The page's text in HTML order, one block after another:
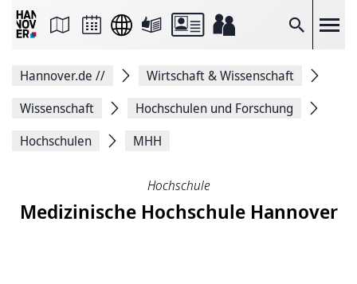
Suche
Seite
Facebook
teilen
Seitenlink
Hannover.de //
Wirtschaft & Wissenschaft
Wissenschaft
Hochschulen und Forschung
Hochschulen
MHH
Hochschule
Medizinische Hochschule Hannover